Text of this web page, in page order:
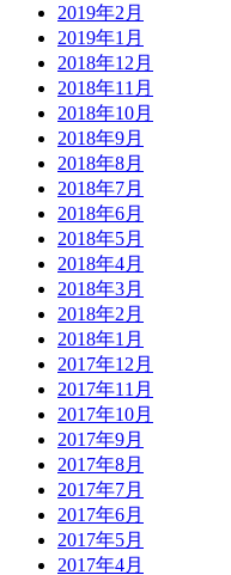
2019年2月
2019年1月
2018年12月
2018年11月
2018年10月
2018年9月
2018年8月
2018年7月
2018年6月
2018年5月
2018年4月
2018年3月
2018年2月
2018年1月
2017年12月
2017年11月
2017年10月
2017年9月
2017年8月
2017年7月
2017年6月
2017年5月
2017年4月